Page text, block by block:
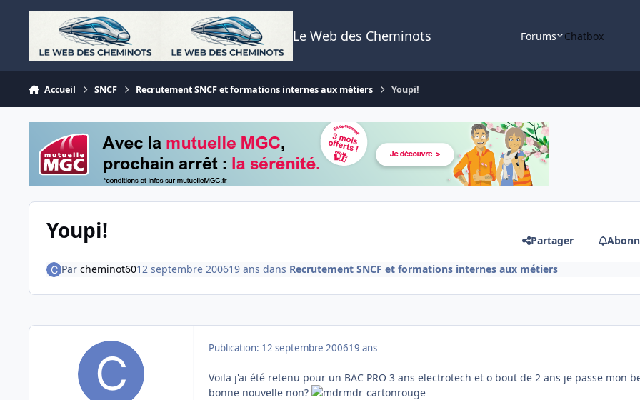
Aller au contenu
Le Web des Cheminots Forums Chatbox
Accueil SNCF Recrutement SNCF et formations internes aux métiers Youpi!
Youpi! Partager
Par cheminot6012 septembre 200619 ans dans Recrutement SNCF et formations internes aux métiers
Publication: 12 septembre 200619 ans
Voila j'ai été retenu pour un BAC PRO 3 ans electrotech et o bout de 2 ans je passe mon
bonne nouvelle non?
cartonrouge